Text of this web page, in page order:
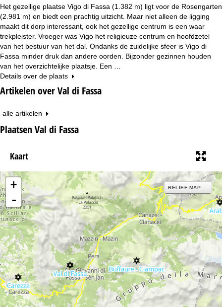
Het gezellige plaatse Vigo di Fassa (1.382 m) ligt voor de Rosengarten
(2.981 m) en biedt een prachtig uitzicht. Maar niet alleen de ligging
maakt dit dorp interessant, ook het gezellige centrum is een waar
trekpleister. Vroeger was Vigo het religieuze centrum en hoofdzetel
van het bestuur van het dal. Ondanks de zuidelijke sfeer is Vigo di
Fassa minder druk dan andere oorden. Bijzonder gezinnen houden
van het overzichtelijke plaatsje. Een …
Details over de plaats
Artikelen over Val di Fassa
alle artikelen
Plaatsen Val di Fassa
Kaart
+
-
RELIEF MAP